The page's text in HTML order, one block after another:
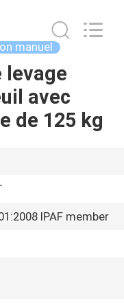
manuel
levage
avec
de 125 kg
IPAF member